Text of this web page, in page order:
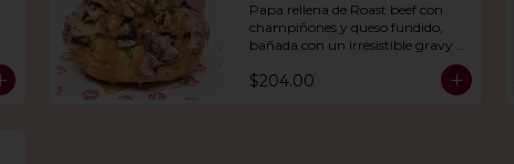
Día
Papa rellena de Roast beef con
champiñones y queso fundido,
bañada con un irresistible gravy
de res, acompañado de agua del
día.
$204.00